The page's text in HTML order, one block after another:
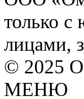
только
лицами,
© 2025
МЕНЮ